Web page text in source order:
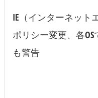
IE（インターネット
ポリシー変更、各
も警告